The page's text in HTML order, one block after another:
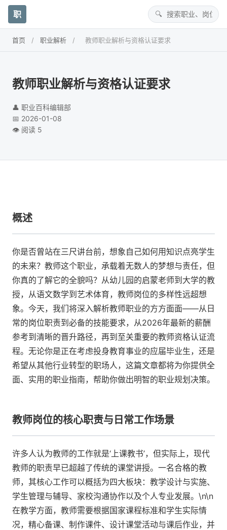
职
首页 / 职业解析 / 教师职业解析与资格认证要求
教师职业解析与资格认证要求
👤 职业百科编辑部
📅 2026-01-08
👁️ 阅读 5
概述
你是否曾站在三尺讲台前，想象自己如何用知识点亮学生
的未来？教师这个职业，承载着无数人的梦想与责任，但
你真的了解它的全貌吗？从幼儿园的启蒙老师到大学的教
授，从语文数学到艺术体育，教师岗位的多样性远超想
象。今天，我们将深入解析教师职业的方方面面——从日
常的岗位职责到必备的技能要求，从2026年最新的薪酬
参考到清晰的晋升路径，再到至关重要的教师资格认证流
程。无论你是正在考虑投身教育事业的应届毕业生，还是
希望从其他行业转型的职场人，这篇文章都将为你提供全
面、实用的职业指南，帮助你做出明智的职业规划决策。
教师岗位的核心职责与日常工作场景
许多人认为教师的工作就是‘上课教书’，但实际上，现代
教师的职责早已超越了传统的课堂讲授。一名合格的教
师，其核心工作可以概括为四大板块：教学设计与实施、
学生管理与辅导、家校沟通协作以及个人专业发展。\n\n
在教学方面，教师需要根据国家课程标准和学生实际情
况，精心备课、制作课件、设计课堂活动与课后作业，并